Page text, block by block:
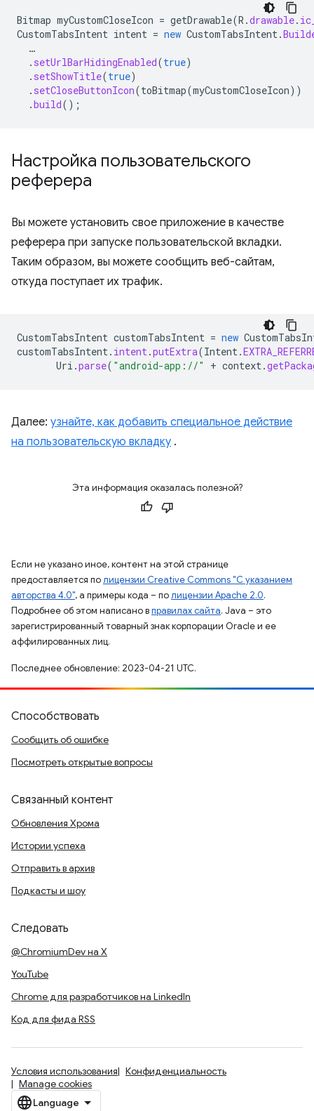
Bitmap myCustomCloseIcon = getDrawable(R .drawable.
CustomTabsIntent intent = new CustomTabsIntent.
…
. setUrlBarHidingEnabled(true)
. setShowTitle(true)
. setCloseButtonIcon(toBitmap(myCustomCloseIcon))
.build();
Настройка пользовательского
реферера
Вы можете установить свое приложение в качестве
реферера при запуске пользовательской вкладки.
Таким образом, вы можете сообщить веб-сайтам,
откуда поступает их трафик.
CustomTabsIntent customTabsIntent = new
customTabsIntent. intent.putExtra(Intent.
Uri .parse( "android-app://" + context.
Далее: узнайте, как добавить специальное действие
на пользовательскую вкладку .
Эта информация оказалась полезной?
Если не указано иное, контент на этой странице
предоставляется полицензии Creative Commons "С указанием
авторства 4.0", а примеры кода – полицензии Apache 2.0.
Подробнее об этом написано вправилах сайта. Java – это
зарегистрированный товарный знак корпорации Oracle и ее
аффилированных лиц.
Последнее обновление: 2023-04-21 UTC.
Способствовать
Сообщить об ошибке
Посмотреть открытые вопросы
Связанный контент
Обновления Хрома
Истории успеха
Отправить в архив
Подкасты и шоу
Следовать
@ChromiumDev на X
YouTube
Chrome для разработчиков на LinkedIn
Код для фида RSS
Условия использования
Конфиденциальность
Manage cookies